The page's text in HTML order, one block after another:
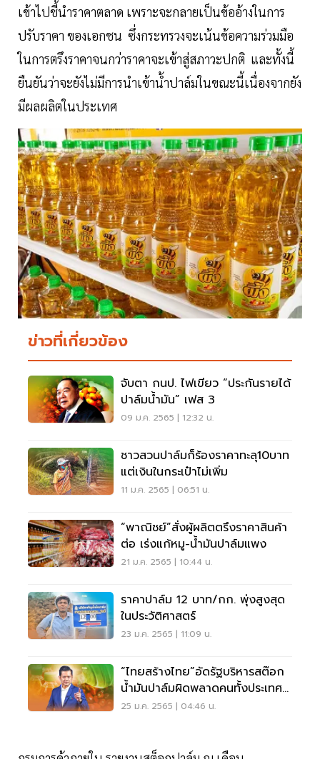
เข้าไปชี้นำราคาตลาด เพราะจะกลายเป็นข้ออ้างในการ
ปรับราคา ของเอกชน ซึ่งกระทรวงจะเน้นข้อความร่วมมือ
ในการตรึงราคาจนกว่าราคาจะเข้าสู่สภาวะปกติ และทั้งนี้
ยืนยันว่าจะยังไม่มีการนำเข้าน้ำปาล์มในขณะนี้เนื่องจากยัง
มีผลผลิตในประเทศ
ข่าวที่เกี่ยวข้อง
จับตา กนป. ไฟเขียว “ประกันรายได้
ปาล์มน้ำมัน” เฟส 3
09 ม.ค. 2565 | 12:32 น.
ชาวสวนปาล์มก็ร้องราคาทะลุ10บาท
แต่เงินในกระเป๋าไม่เพิ่ม
11 ม.ค. 2565 | 06:51 น.
“พาณิชย์”สั่งผู้ผลิตตรึงราคาสินค้า
ต่อ เร่งแก้หมู-น้ำมันปาล์มแพง
21 ม.ค. 2565 | 10:44 น.
ราคาปาล์ม 12 บาท/กก. พุ่งสูงสุด
ในประวัติศาสตร์
23 ม.ค. 2565 | 11:09 น.
“ไทยสร้างไทย”อัดรัฐบริหารสต๊อก
น้ำมันปาล์มผิดพลาดคนทั้งประเทศ
เดือดร้อน
25 ม.ค. 2565 | 04:46 น.